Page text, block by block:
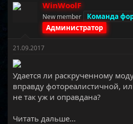
о
р
ы
а
н
а
ч
WinWoolF
New member
Команда
Администратор
21.09.2017
Удается ли раскрученному
вправду фотореалистичной,
не так уж и оправдана?​
Читать дальше...